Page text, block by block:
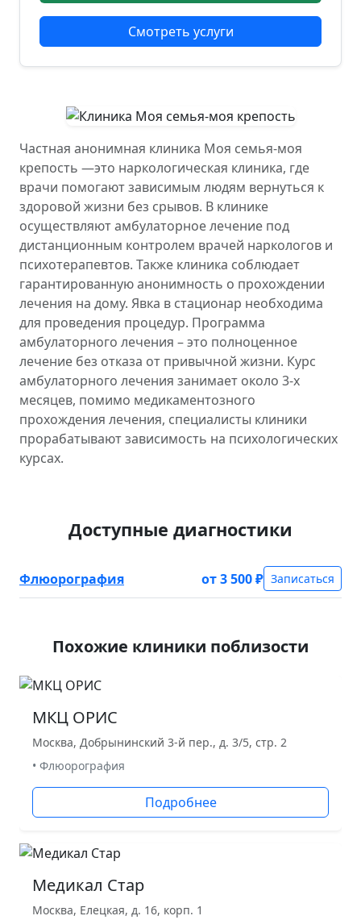
Смотреть услуги
Частная анонимная клиника Моя семья-моя
крепость —это наркологическая клиника, где
врачи помогают зависимым людям вернуться к
здоровой жизни без срывов. В клинике
осуществляют амбулаторное лечение под
дистанционным контролем врачей наркологов и
психотерапевтов. Также клиника соблюдает
гарантированную анонимность о прохождении
лечения на дому. Явка в стационар необходима
для проведения процедур. Программа
амбулаторного лечения – это полноценное
лечение без отказа от привычной жизни. Курс
амбулаторного лечения занимает около 3-х
месяцев, помимо медикаментозного
прохождения лечения, специалисты клиники
прорабатывают зависимость на психологических
курсах.
Доступные диагностики
Флюорография от 3 500 ₽ Записаться
Похожие клиники поблизости
МКЦ ОРИС
Москва, Добрынинский 3-й пер., д. 3/5, стр. 2
• Флюорография
Подробнее
Медикал Стар
Москва, Елецкая, д. 16, корп. 1